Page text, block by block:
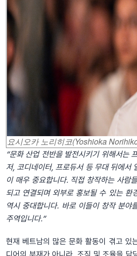
요시오카 노리히코(Yoshioka
“문화 산업 전반을 발전시키기 위해서는
저, 코디네이터, 프로듀서 등 무대 뒤에서
이 매우 중요합니다. 직접 창작하는 사람
되고 연결되며 외부로 홍보될 수 있는 환
역시 중대합니다. 바로 이들이 창작 분야
주역입니다.”
현재 베트남의 많은 문화 활동이 겪고 있
디어의 부재가 아니라, 조직 및 조율을 담